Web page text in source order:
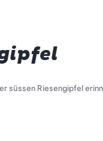
süssen Riesengipfel